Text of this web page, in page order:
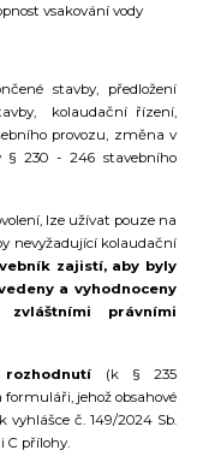
vsakování vody
stavby, předložení
kolaudační řízení,
provozu, změna v
§ 230 - 246 stavebního
lze užívat pouze na
nevyžadující kolaudační
zajistí, aby byly
a vyhodnoceny
právními
(k § 235
jehož obsahové
vyhlášce č. 149/2024 Sb.
C přílohy.